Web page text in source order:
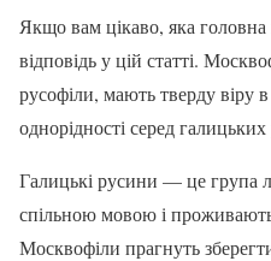
Якщо вам цікаво, яка головна
відповідь у цій статті.
русофіли, мають тверду віру в
однорідності серед
Галицькі русини — це група
спільною мовою і проживають
Москвофіли прагнуть